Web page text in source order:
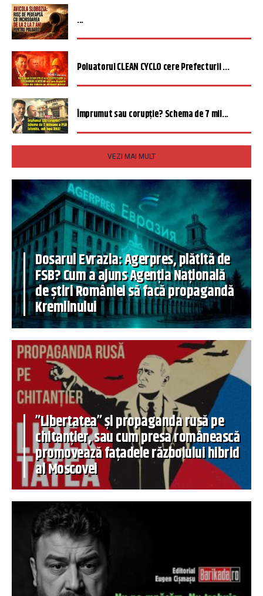
...
Poluatorul CLEAN CYCLO cere Prefecturii ...
Împrumut sau corupție? Schema de 7 mil...
VEZI MAI MULT
Dosarul Evrazia: Agerpres, plătită de
FSB? Cum a ajuns Agenția Națională
de știri României să facă propagandă
Kremlinului
”Libertatea” și propaganda rusă pe
chitanțier, sau cum presa românească
promovează fațadele războiului hibrid
al Moscovei